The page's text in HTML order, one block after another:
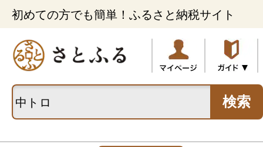
初めての方でも簡単！ふるさと納税サイト
検索